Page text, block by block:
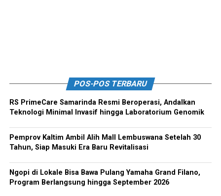
POS-POS TERBARU
RS PrimeCare Samarinda Resmi Beroperasi, Andalkan
Teknologi Minimal Invasif hingga Laboratorium Genomik
Pemprov Kaltim Ambil Alih Mall Lembuswana Setelah 30
Tahun, Siap Masuki Era Baru Revitalisasi
Ngopi di Lokale Bisa Bawa Pulang Yamaha Grand Filano,
Program Berlangsung hingga September 2026